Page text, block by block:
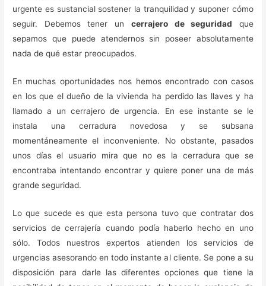
urgente es sustancial sostener la tranquilidad y suponer cómo
seguir. Debemos tener un cerrajero de seguridad que
sepamos que puede atendernos sin poseer absolutamente
nada de qué estar preocupados.
En muchas oportunidades nos hemos encontrado con casos
en los que el dueño de la vivienda ha perdido las llaves y ha
llamado a un cerrajero de urgencia. En ese instante se le
instala una cerradura novedosa y se subsana
momentáneamente el inconveniente. No obstante, pasados
unos días el usuario mira que no es la cerradura que se
encontraba intentando encontrar y quiere poner una de más
grande seguridad.
Lo que sucede es que esta persona tuvo que contratar dos
servicios de cerrajería cuando podía haberlo hecho en uno
sólo. Todos nuestros expertos atienden los servicios de
urgencias asesorando en todo instante al cliente. Se pone a su
disposición para darle las diferentes opciones que tiene la